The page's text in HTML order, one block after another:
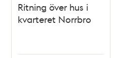
Ritning över hus i
kvarteret Norrbro